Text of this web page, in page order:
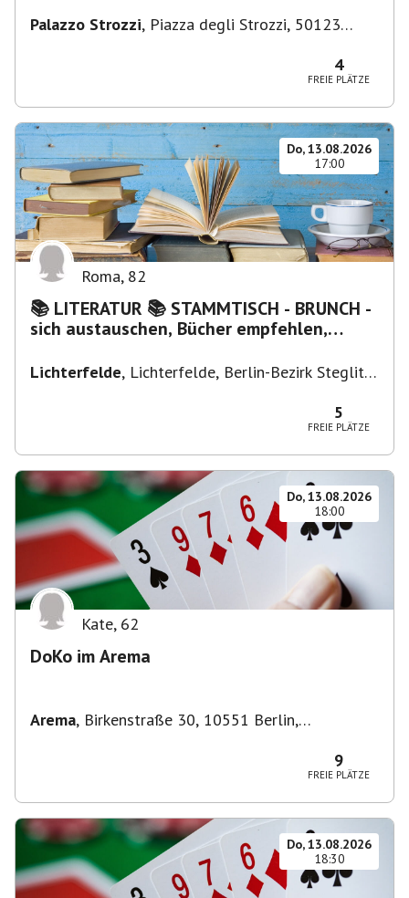
Palazzo Strozzi, Piazza degli Strozzi, 50123
4
FREIE PLÄTZE
Do, 13.08.2026
17:00
Roma, 82
📚 LITERATUR 📚 STAMMTISCH - BRUNCH -
sich austauschen, Bücher empfehlen,
Lichterfelde, Lichterfelde, Berlin-Bezirk Steglitz-
5
FREIE PLÄTZE
Do, 13.08.2026
18:00
Kate, 62
DoKo im Arema
Arema, Birkenstraße 30, 10551 Berlin,
9
FREIE PLÄTZE
Do, 13.08.2026
18:30